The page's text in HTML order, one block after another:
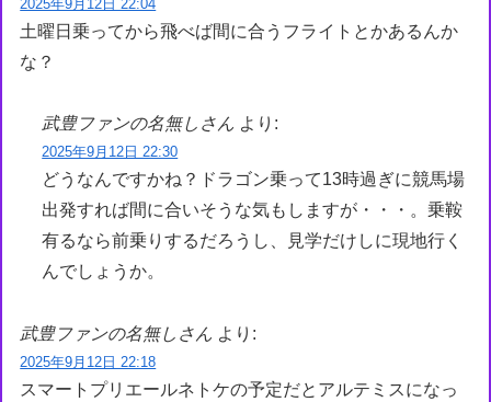
2025年9月12日 22:04
土曜日乗ってから飛べば間に合うフライトとかあるんか
な？
武豊ファンの名無しさん より:
2025年9月12日 22:30
どうなんですかね？ドラゴン乗って13時過ぎに競馬場
出発すれば間に合いそうな気もしますが・・・。乗鞍
有るなら前乗りするだろうし、見学だけしに現地行く
んでしょうか。
武豊ファンの名無しさん より:
2025年9月12日 22:18
スマートプリエールネトケの予定だとアルテミスになっ